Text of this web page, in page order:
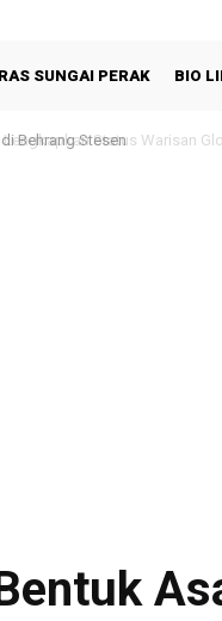
SUNGAI PERAK BIO
Behrang Stesen